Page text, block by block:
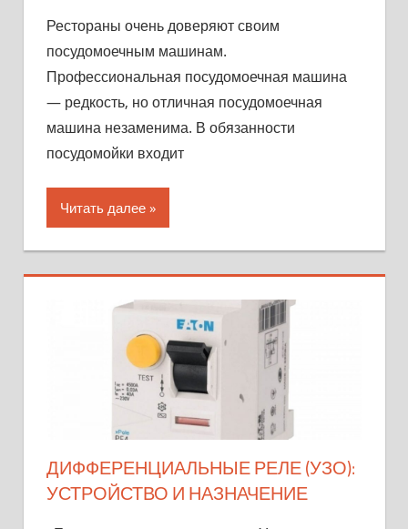
Рестораны очень доверяют своим
посудомоечным машинам.
Профессиональная посудомоечная машина
— редкость, но отличная посудомоечная
машина незаменима. В обязанности
посудомойки входит
Читать далее
ДИФФЕРЕНЦИАЛЬНЫЕ РЕЛЕ (УЗО):
УСТРОЙСТВО И НАЗНАЧЕНИЕ